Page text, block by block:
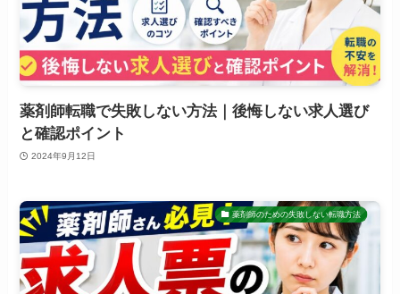
薬剤師転職で失敗しない方法｜後悔しない求人選び
と確認ポイント
2024年9月12日
薬剤師のための失敗しない転職方法